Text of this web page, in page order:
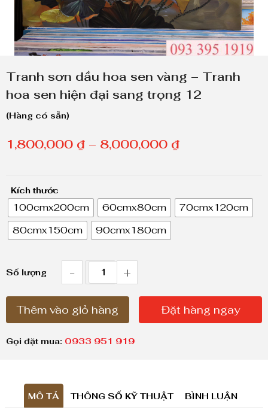
Tranh sơn dầu hoa sen vàng – Tranh
hoa sen hiện đại sang trọng 12
(Hàng có sẵn)
1,800,000 ₫ – 8,000,000 ₫K
ả
n
:
t
8
Kích thước
100cmx200cm 60cmx80cm
70cmx120cm
80cmx150cm
90cmx180cm
Số lượng -
T
a
n
ơ
+
Thêm vào giỏ hàng Đặt hàng ngay
Gọi đặt mua: 0933 951 919
MÔ TẢ THÔNG SỐ KỸ THUẬT BÌNH LUẬN